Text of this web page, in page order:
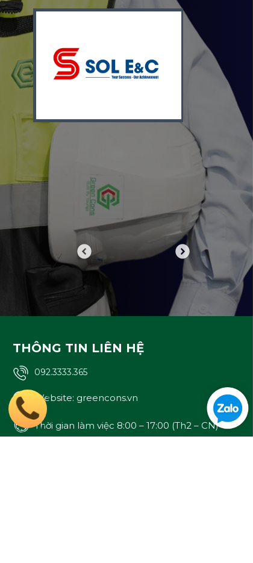
THÔNG TIN LIÊN HỆ
Website: greencons.vn
Thời gian làm việc 8:00 – 17:00 (Th2 – CN)
092.3333.365